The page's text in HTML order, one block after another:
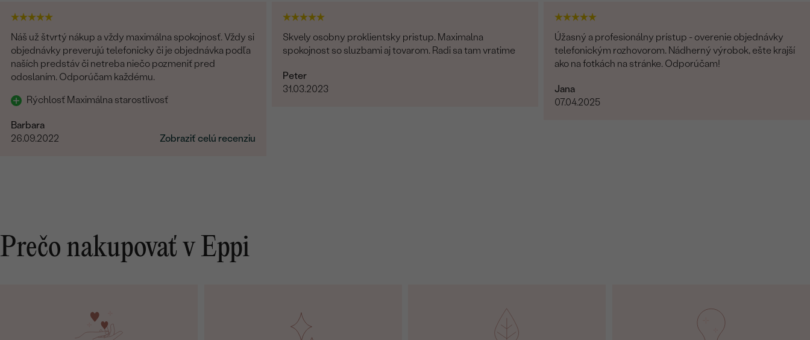
Náš už štvrtý nákup a vždy maximálna spokojnosť. Vždy si
objednávky preverujú telefonicky či je objednávka podľa
naších predstáv či netreba niečo pozmeniť pred
odoslaním. Odporúčam každému.
Rýchlosť Maximálna starostlivosť
Barbara
26.09.2022
Zobraziť celú recenziu
Skvely osobny proklientsky pristup. Maximalna
spokojnost so sluzbami aj tovarom. Radi sa tam vratime
Peter
31.03.2023
Úžasný a profesionálny prístup - overenie objednávky
telefonickým rozhovorom. Nádherný výrobok, ešte krajší
ako na fotkách na stránke. Odporúčam!
Jana
07.04.2025
Prečo nakupovať v Eppi